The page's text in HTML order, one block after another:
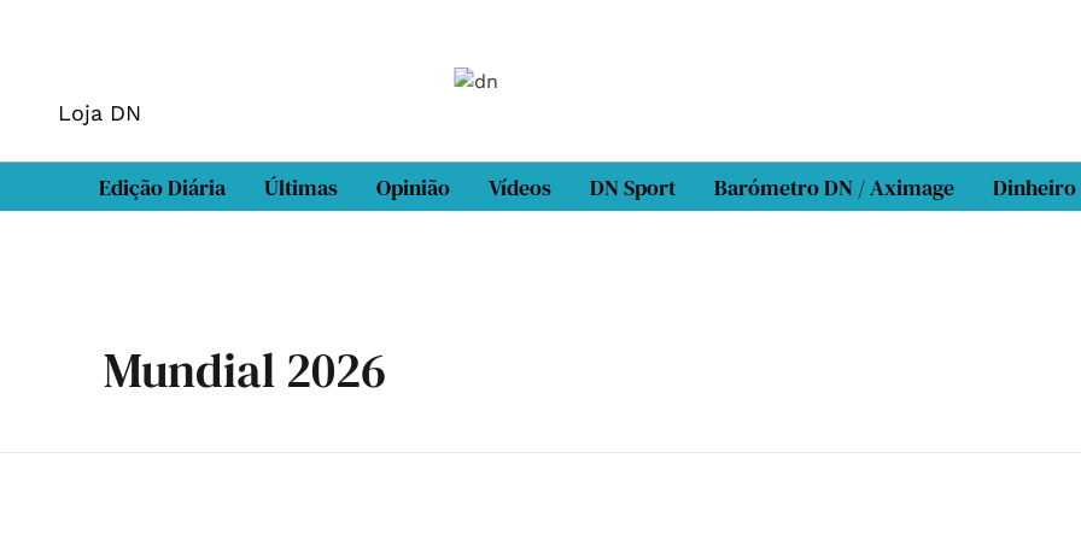
Loja DN
Edição Diária Últimas Opinião Vídeos DN Sport Barómetro DN / Aximage Dinheiro
Mundial 2026